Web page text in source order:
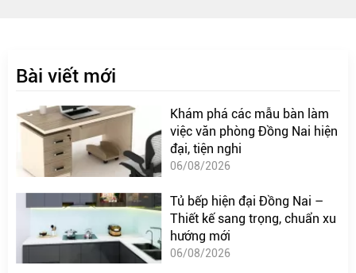
Bài viết mới
Khám phá các mẫu bàn làm
việc văn phòng Đồng Nai hiện
đại, tiện nghi
06/08/2026
Tủ bếp hiện đại Đồng Nai –
Thiết kế sang trọng, chuẩn xu
hướng mới
06/08/2026